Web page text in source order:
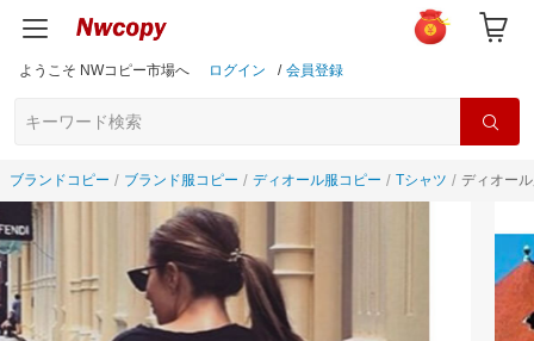
ようこそ NWコピー市場へ ログイン / 会員登録
ブランドコピー ブランド服コピー ディオール服コピー Tシャツ ディオー